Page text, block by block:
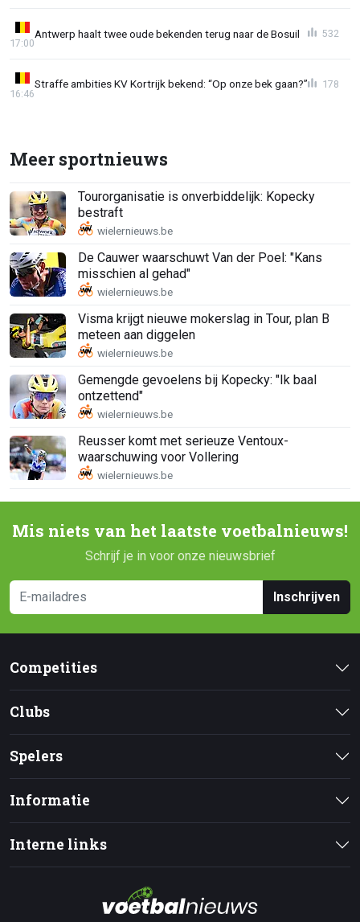
Antwerp haalt twee oude bekenden terug naar de Bosuil
17:00
532
Straffe ambities KV Kortrijk bekend: “Op onze bek gaan?”
16:46
178
Meer sportnieuws
Tourorganisatie is onverbiddelijk: Kopecky
bestraft
De Cauwer waarschuwt Van der Poel: "Kans
misschien al gehad"
Visma krijgt nieuwe mokerslag in Tour, plan B
meteen aan diggelen
Gemengde gevoelens bij Kopecky: "Ik baal
ontzettend"
Reusser komt met serieuze Ventoux-
waarschuwing voor Vollering
Mis niets van het laatste voetbalnieuws!
Schrijf je in voor onze nieuwsbrief
Inschrijven
Competities
Clubs
Spelers
Informatie
Interne links